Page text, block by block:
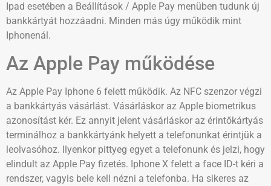
Ipad esetében a Beállítások / Apple Pay menüben tudunk új
bankkártyát hozzáadni. Minden más úgy működik mint
Iphonenál.
Az Apple Pay működése
Az Apple Pay Iphone 6 felett működik. Az NFC szenzor végzi
a bankkártyás vásárlást. Vásárláskor az Apple biometrikus
azonosítást kér. Ez annyit jelent vásárláskor az érintőkártyás
terminálhoz a bankkártyánk helyett a telefonunkat érintjük a
leolvasóhoz. Ilyenkor pittyeg egyet a telefonunk és jelzi, hogy
elindult az Apple Pay fizetés. Iphone X felett a face ID-t kéri a
rendszer, vagyis bele kell nézni a telefonba. Ha sikeres az